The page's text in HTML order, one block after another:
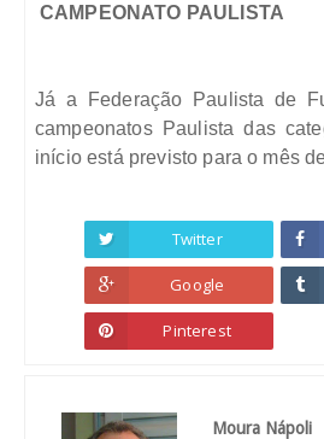
CAMPEONATO PAULISTA
Já a Federação Paulista de
campeonatos Paulista das
início está previsto para o mês
Twitter
Google
Pinterest
Moura Nápoli